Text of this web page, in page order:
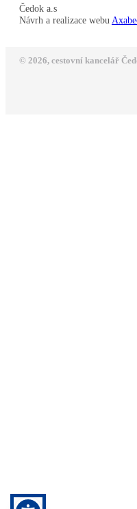
Čedok a.s
Návrh a realizace webu
© 2026, cestovní kancelář